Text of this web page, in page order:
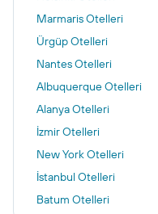
Marmaris Otelleri
Ürgüp Otelleri
Nantes Otelleri
Albuquerque Otelleri
Alanya Otelleri
İzmir Otelleri
New York Otelleri
İstanbul Otelleri
Batum Otelleri